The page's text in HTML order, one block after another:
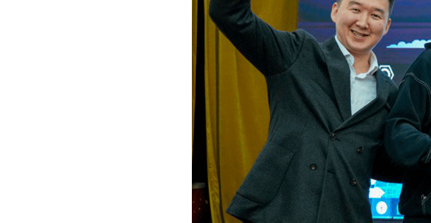
Көңүл ачуучу
Номерди тандоо
Жаңылыктар